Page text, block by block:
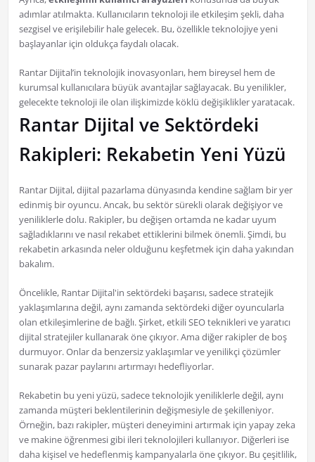
adımlar atılmakta. Kullanıcıların teknoloji ile etkileşim şekli, daha
sezgisel ve erişilebilir hale gelecek. Bu, özellikle teknolojiye yeni
başlayanlar için oldukça faydalı olacak.
Rantar Dijital’in teknolojik inovasyonları, hem bireysel hem de
kurumsal kullanıcılara büyük avantajlar sağlayacak. Bu yenilikler,
gelecekte teknoloji ile olan ilişkimizde köklü değişiklikler yaratacak.
Rantar Dijital ve Sektördeki
Rakipleri: Rekabetin Yeni Yüzü
Rantar Dijital, dijital pazarlama dünyasında kendine sağlam bir yer
edinmiş bir oyuncu. Ancak, bu sektör sürekli olarak değişiyor ve
yeniliklerle dolu. Rakipler, bu değişen ortamda ne kadar uyum
sağladıklarını ve nasıl rekabet ettiklerini bilmek önemli. Şimdi, bu
rekabetin arkasında neler olduğunu keşfetmek için daha yakından
bakalım.
Öncelikle, Rantar Dijital'in sektördeki başarısı, sadece stratejik
yaklaşımlarına değil, aynı zamanda sektördeki diğer oyuncularla
olan etkileşimlerine de bağlı. Şirket, etkili SEO teknikleri ve yaratıcı
dijital stratejiler kullanarak öne çıkıyor. Ama diğer rakipler de boş
durmuyor. Onlar da benzersiz yaklaşımlar ve yenilikçi çözümler
sunarak pazar paylarını artırmayı hedefliyorlar.
Rekabetin bu yeni yüzü, sadece teknolojik yeniliklerle değil, aynı
zamanda müşteri beklentilerinin değişmesiyle de şekilleniyor.
Örneğin, bazı rakipler, müşteri deneyimini artırmak için yapay zeka
ve makine öğrenmesi gibi ileri teknolojileri kullanıyor. Diğerleri ise
daha kişisel ve hedeflenmiş kampanyalarla öne çıkıyor. Bu çeşitlilik,